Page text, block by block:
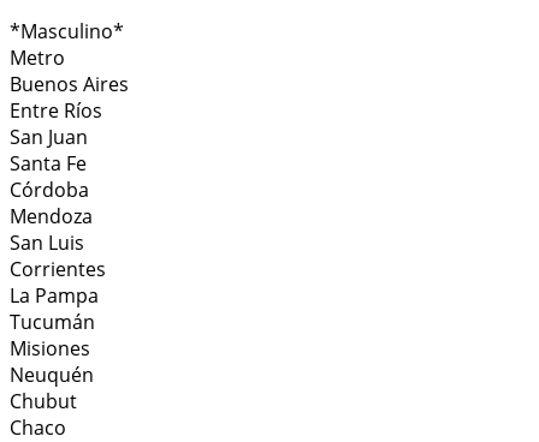
*Masculino*
Metro
Buenos Aires
Entre Ríos
San Juan
Santa Fe
Córdoba
Mendoza
San Luis
Corrientes
La Pampa
Tucumán
Misiones
Neuquén
Chubut
Chaco